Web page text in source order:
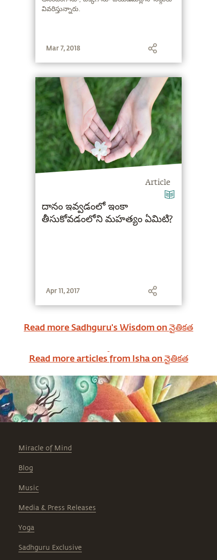
వివరిస్తున్నారు.
Mar 7, 2018
Article
దానం ఇవ్వడంలో ఇంకా
తీసుకోవడంలోని మహత్యం ఏమిటి?
Apr 11, 2017
Read more Sadhguru's Wisdom onనైతికత
Read more articles from Isha onనైతికత
Miracle of Mind
Blog
Music
Media & Press Releases
Yoga
Sadhguru Exclusive